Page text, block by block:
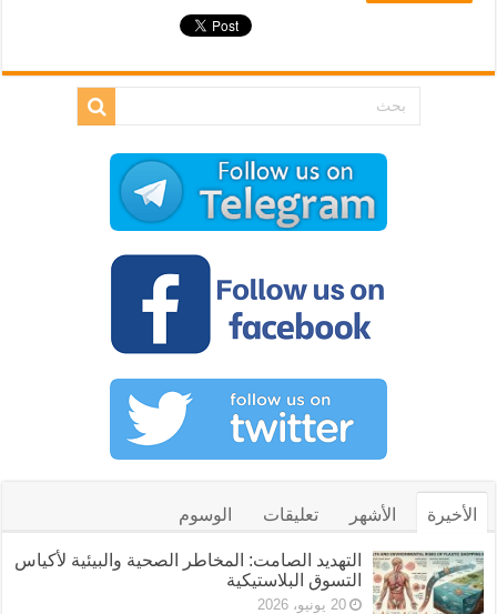
الأخيرة الأشهر تعليقات الوسوم
التهديد الصامت: المخاطر الصحية والبيئية لأكياس
التسوق البلاستيكية
20 يونيو، 2026